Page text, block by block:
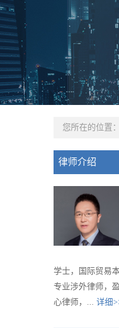
您所在的位置：
律师介绍
学士，国际贸易
专业涉外律师，
心律师，... 详细